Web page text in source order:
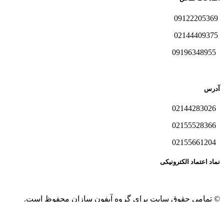
آدرس
نماد اعتماد الکترونیکی
© تمامی حقوق سایت برای گروه آیفون سازان محفوظ است.